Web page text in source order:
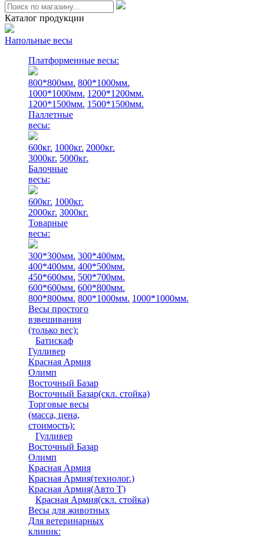
Каталог продукции
Напольные весы
Платформенные весы:
800*800мм. 800*1000мм.
1000*1000мм. 1200*1200мм.
1200*1500мм. 1500*1500мм.
Паллетные
весы:
600кг. 1000кг. 2000кг.
3000кг. 5000кг.
Балочные
весы:
600кг. 1000кг.
2000кг. 3000кг.
Товарные
весы:
300*300мм. 300*400мм.
400*400мм. 400*500мм.
450*600мм. 500*700мм.
600*600мм. 600*800мм.
800*800мм. 800*1000мм. 1000*1000мм.
Весы простого
взвешивания
(только вес):
Батискаф
Гулливер
Красная Армия
Олимп
Восточный Базар
Восточный Базар(скл. стойка)
Торговые весы
(масса, цена,
стоимость):
Гулливер
Восточный Базар
Олимп
Красная Армия
Красная Армия(технолог.)
Красная Армия(Авто Т)
Красная Армия(скл. стойка)
Весы для животных
Для ветеринарных
клиник: